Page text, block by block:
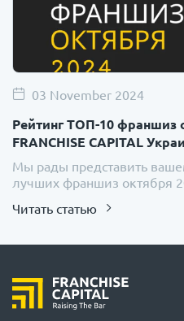
03 November 2024
Рейтинг ТОП-10 франшиз
FRANCHISE CAPITAL
Мы рады представить
лучших франшиз октября
Читать статью